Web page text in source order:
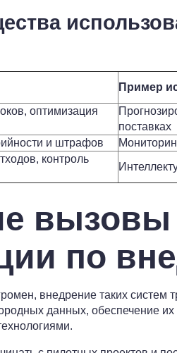
Пример
оптимизация
поставках
и штрафов
контроль
вызовы
по
внедрение таких систем
данных, обеспечение их